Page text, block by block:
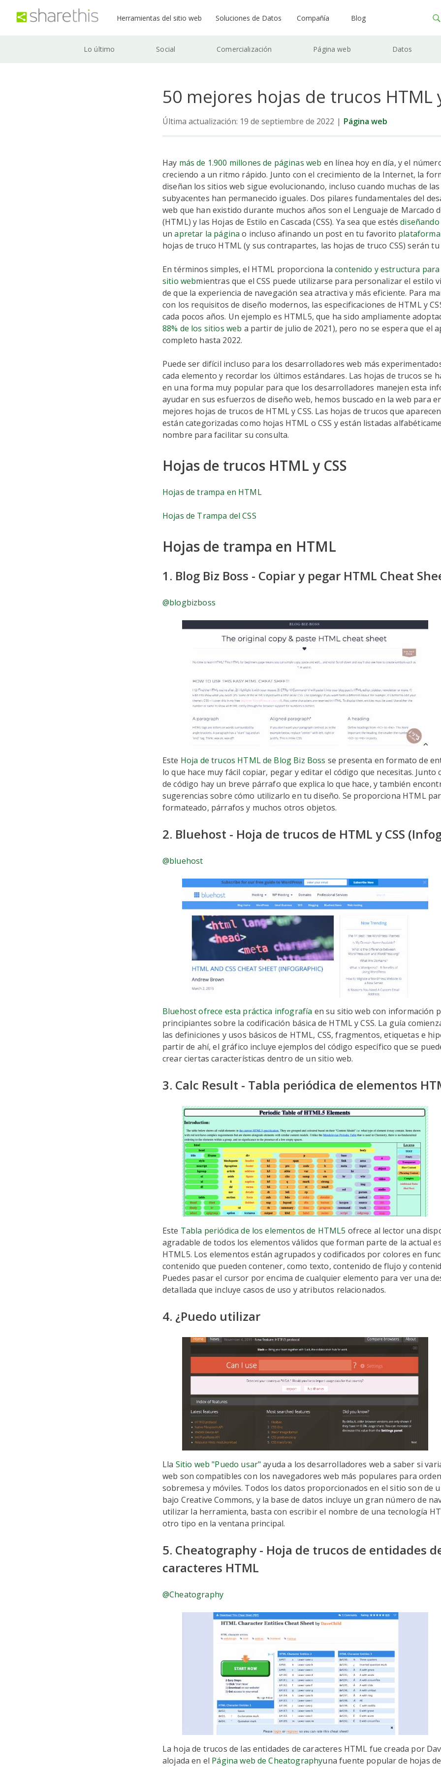
Herramientas del sitio web Soluciones de Datos Compañía Blog
Lo último Social Comercialización Página web Datos
50 mejores hojas de trucos HTML
Última actualización: 19 de septiembre de 2022 | Página web
Hay más de 1.900 millones de páginas web en línea hoy en día, y el
creciendo a un ritmo rápido. Junto con el crecimiento de la Internet, la
diseñan los sitios web sigue evolucionando, incluso cuando muchas de
subyacentes han permanecido iguales. Dos pilares fundamentales del
web que han existido durante muchos años son el Lenguaje de Marcado
(HTML) y las Hojas de Estilo en Cascada (CSS). Ya sea que estés
unapretar la página o incluso afinando un post en tu favorito
hojas de truco HTML (y sus contrapartes, las hojas de truco CSS) serán
En términos simples, el HTML proporciona lacontenido y estructura
sitio webmientras que el CSS puede utilizarse para personalizar el estilo
de que la experiencia de navegación sea atractiva y más eficiente. Para
con los requisitos de diseño modernos, las especificaciones de HTML y
cada pocos años. Un ejemplo es HTML5, que ha sido ampliamente
88% de los sitios web a partir de julio de 2021), pero no se espera que el
completo hasta 2022.
Puede ser difícil incluso para los desarrolladores web más
cada elemento y recordar los últimos estándares. Las hojas de trucos se
en una forma muy popular para que los desarrolladores manejen esta
ayudar en sus esfuerzos de diseño web, hemos buscado en la web para
mejores hojas de trucos de HTML y CSS. Las hojas de trucos que
están categorizadas como hojas HTML o CSS y están listadas
nombre para facilitar su consulta.
Hojas de trucos HTML y CSS
Hojas de trampa en HTML
Hojas de Trampa del CSS
Hojas de trampa en HTML
1. Blog Biz Boss - Copiar y pegar HTML Cheat
@blogbizboss
Este Hoja de trucos HTML de Blog Biz Boss se presenta en formato de
lo que hace muy fácil copiar, pegar y editar el código que necesitas. Junto
de código hay un breve párrafo que explica lo que hace, y también
sugerencias sobre cómo utilizarlo en tu diseño. Se proporciona HTML
formateado, párrafos y muchos otros objetos.
2. Bluehost - Hoja de trucos de HTML y CSS
@bluehost
Bluehost ofrece esta práctica infografía en su sitio web con información
principiantes sobre la codificación básica de HTML y CSS. La guía
las definiciones y usos básicos de HTML, CSS, fragmentos, etiquetas e
partir de ahí, el gráfico incluye ejemplos del código específico que se
crear ciertas características dentro de un sitio web.
3. Calc Result - Tabla periódica de elementos
Este Tabla periódica de los elementos de HTML5 ofrece al lector una
agradable de todos los elementos válidos que forman parte de la actual
HTML5. Los elementos están agrupados y codificados por colores en
contenido que pueden contener, como texto, contenido de flujo y
Puedes pasar el cursor por encima de cualquier elemento para ver una
detallada que incluye casos de uso y atributos relacionados.
4. ¿Puedo utilizar
Lla Sitio web "Puedo usar" ayuda a los desarrolladores web a saber si
web son compatibles con los navegadores web más populares para
sobremesa y móviles. Todos los datos proporcionados en el sitio son de
bajo Creative Commons, y la base de datos incluye un gran número de
utilizar la herramienta, basta con escribir el nombre de una tecnología
otro tipo en la ventana principal.
5. Cheatography - Hoja de trucos de entidades
caracteres HTML
@Cheatography
La hoja de trucos de las entidades de caracteres HTML fue creada por
alojada en el Página web de Cheatographyuna fuente popular de hojas